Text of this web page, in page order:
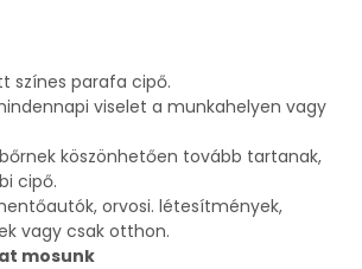
színes parafa cipő.
viselet a munkahelyen vagy
köszönhetően tovább tartanak,
cipő.
orvosi. létesítmények,
vagy csak otthon.
mosunk